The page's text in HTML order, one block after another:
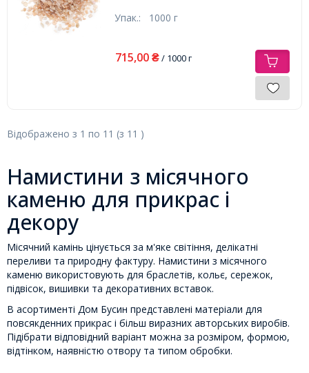
Упак.: 1000 г
715,00 ₴/ 1000 г
Відображено з 1 по 11 (з 11 )
Намистини з місячного
каменю для прикрас і
декору
Місячний камінь цінується за м'яке світіння, делікатні
переливи та природну фактуру. Намистини з місячного
каменю використовують для браслетів, кольє, сережок,
підвісок, вишивки та декоративних вставок.
В асортименті Дом Бусин представлені матеріали для
повсякденних прикрас і більш виразних авторських виробів.
Підібрати відповідний варіант можна за розміром, формою,
відтінком, наявністю отвору та типом обробки.